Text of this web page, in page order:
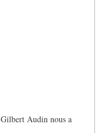
Audin nous a